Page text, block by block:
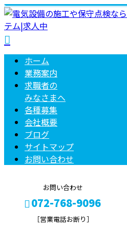
ホーム
業務案内
求職者の
みなさまへ
各種募集
会社概要
ブログ
サイトマップ
お問い合わせ
お問い合わせ
072-768-9096
［営業電話お断り］